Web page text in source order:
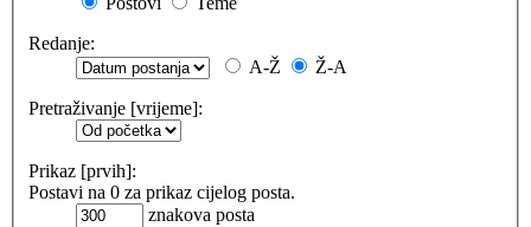
Redanje:
A-Ž
Ž-A
Pretraživanje [vrijeme]:
Prikaz [prvih]:
Postavi na 0 za prikaz cijelog posta.
znakova posta